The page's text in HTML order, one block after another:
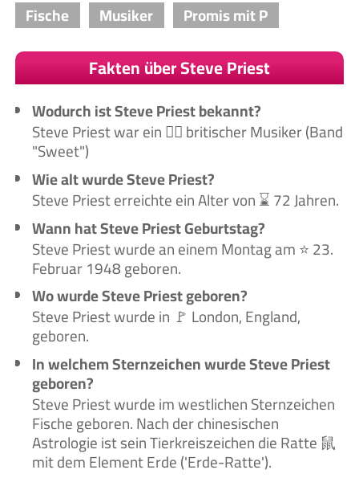
Fische
Musiker Promis mit P
Fakten über Steve Priest
Wodurch ist Steve Priest bekannt?
Steve Priest war ein 🙋‍♂️ britischer Musiker (Band
"Sweet")
Wie alt wurde Steve Priest?
Steve Priest erreichte ein Alter von ⌛ 72 Jahren.
Wann hat Steve Priest Geburtstag?
Steve Priest wurde an einem Montag am ⭐ 23.
Februar 1948 geboren.
Wo wurde Steve Priest geboren?
Steve Priest wurde in 🚩 London, England,
geboren.
In welchem Sternzeichen wurde Steve Priest
geboren?
Steve Priest wurde im westlichen Sternzeichen
Fische geboren. Nach der chinesischen
Astrologie ist sein Tierkreiszeichen die Ratte 鼠
mit dem Element Erde ('Erde-Ratte').